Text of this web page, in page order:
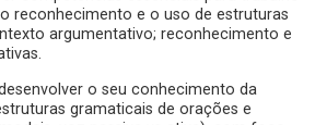
reconhecimento e o uso de estruturas
argumentativo; reconhecimento e
o seu conhecimento da
gramaticais de orações e